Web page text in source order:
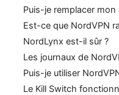
Puis-je remplacer
Est-ce que NordVPN
NordLynx est-il sûr ?
Les journaux de
Puis-je utiliser
Le Kill Switch